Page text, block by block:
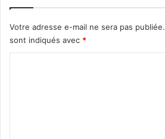
Votre adresse e-mail ne sera pas publiée.
sont indiqués avec *